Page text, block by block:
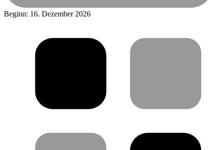
Beginn: 16. Dezember 2026